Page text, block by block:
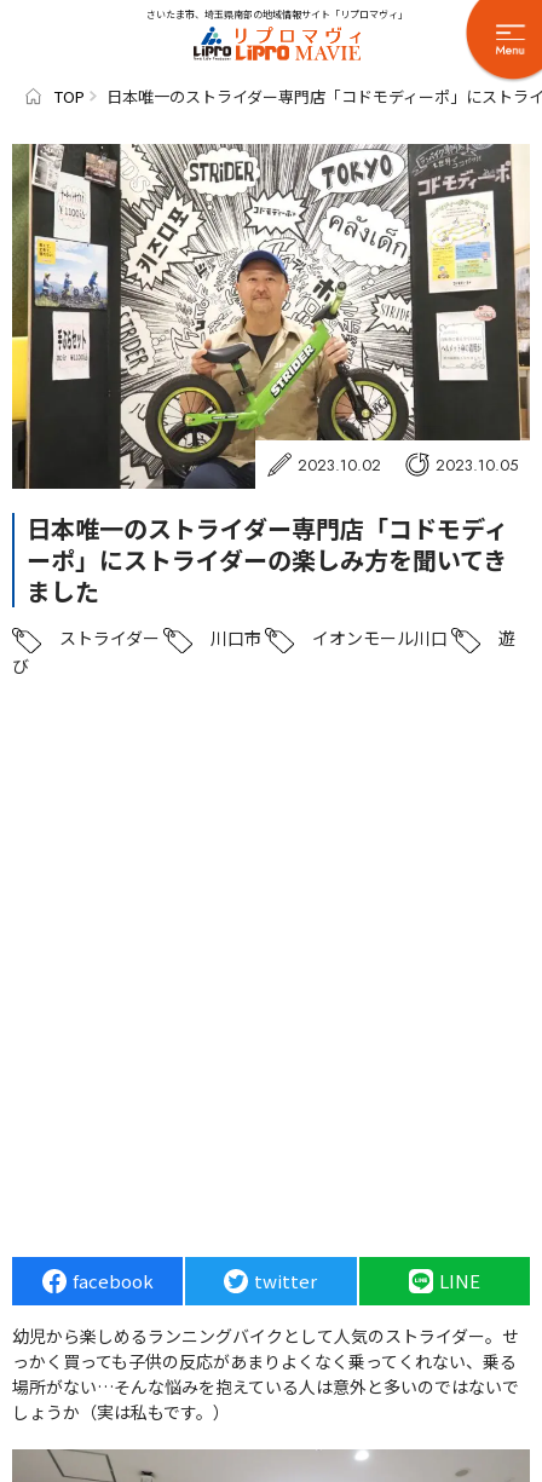
さいたま市、埼玉県南部の地域情報サイト「リプロマヴィ」
TOP 日本唯一のストライダー専門店「コドモディーポ」にストラ
2023.10.02 2023.10.05
日本唯一のストライダー専門店「コドモディ
ーポ」にストライダーの楽しみ方を聞いてき
ました
ストライダー 川口市 イオンモール川口
遊
び
facebook twitter LINE
幼児から楽しめるランニングバイクとして人気のストライダー。せ
っかく買っても子供の反応があまりよくなく乗ってくれない、乗る
場所がない…そんな悩みを抱えている人は意外と多いのではないで
しょうか（実は私もです。）